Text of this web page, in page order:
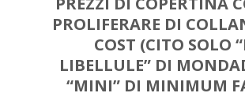
PROLIFERARE DI
COST (CITO SOLO
LIBELLULE” DI
“MINI” DI MINIMUM